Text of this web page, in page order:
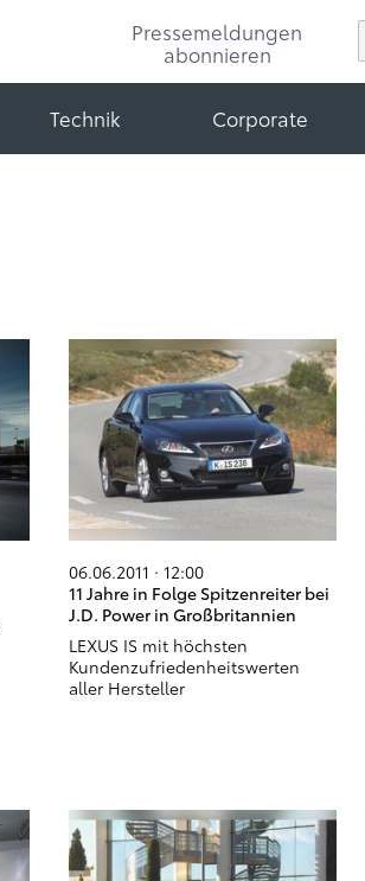
Pressemeldungen
abonnieren
Technik Corporate
06.06.2011 · 12:00
11 Jahre in Folge Spitzenreiter bei
J.D. Power in Großbritannien
LEXUS IS mit höchsten
Kundenzufriedenheitswerten
aller Hersteller